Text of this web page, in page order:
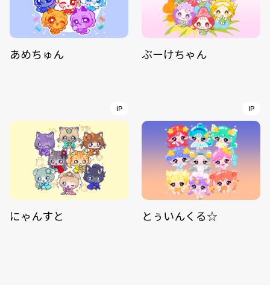
あめちゅん ぶーけちゃん
IP
にゃんすと
IP
とぅいんくる☆